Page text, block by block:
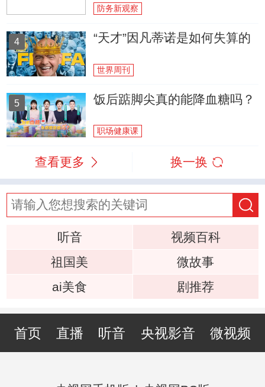
防务新观察
4 “天才”因凡蒂诺是如何失算的
世界周刊
5 饭后踮脚尖真的能降血糖吗？
职场健康课
查看更多 换一换
听音
视频百科
祖国美
微故事
ai美食
剧推荐
首页 直播 听音 央视影音 微视频